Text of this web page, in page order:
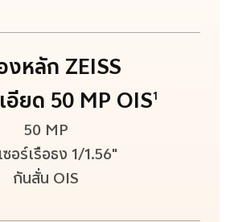
งหลัก ZEISS
อียด 50 MP OIS1
50 MP
ซอร์เรือธง 1/1.56"
กันสั่น OIS